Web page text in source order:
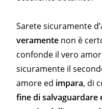
Sarete sicuramente
veramente non è
confonde il vero
sicuramente il
amore ed impara, di
fine di salvaguardare